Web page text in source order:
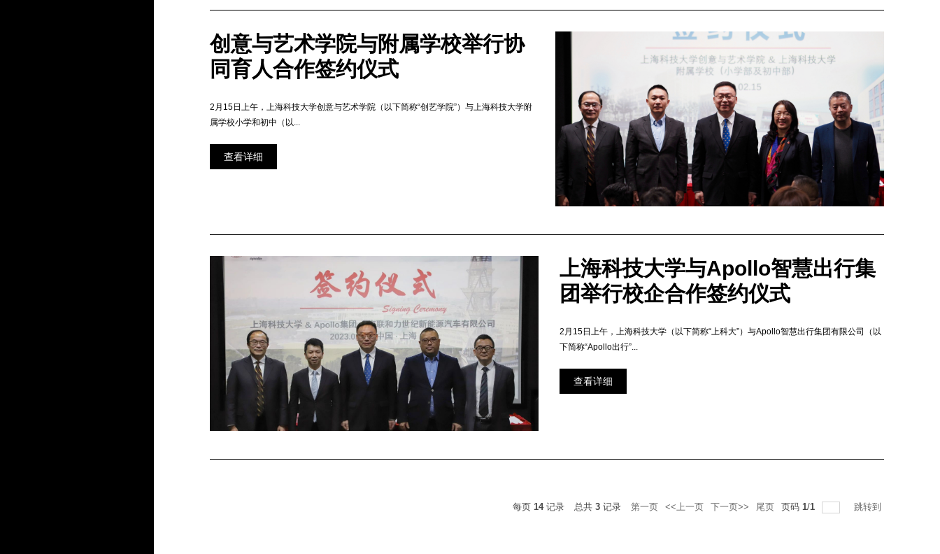
创意与艺术学院与附属学校举行协
同育人合作签约仪式
2月15日上午，上海科技大学创意与艺术学院（以下简称“创艺学院”）与上海科技大学附
属学校小学和初中（以...
查看详细
上海科技大学与Apollo智慧出行集
团举行校企合作签约仪式
2月15日上午，上海科技大学（以下简称“上科大”）与Apollo智慧出行集团有限公司（以
下简称“Apollo出行”...
查看详细
每页 14记录 总共 3 记录 第一页 <<上一页 下一页>> 尾页 页码 1/1 跳转到